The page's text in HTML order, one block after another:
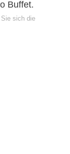
Buffet.
Sie sich die